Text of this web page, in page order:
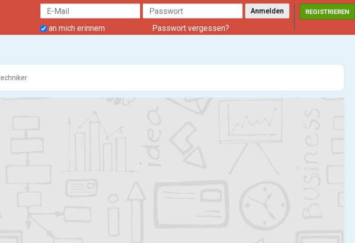
an mich erinnern Passwort vergessen?
REGISTRIEREN